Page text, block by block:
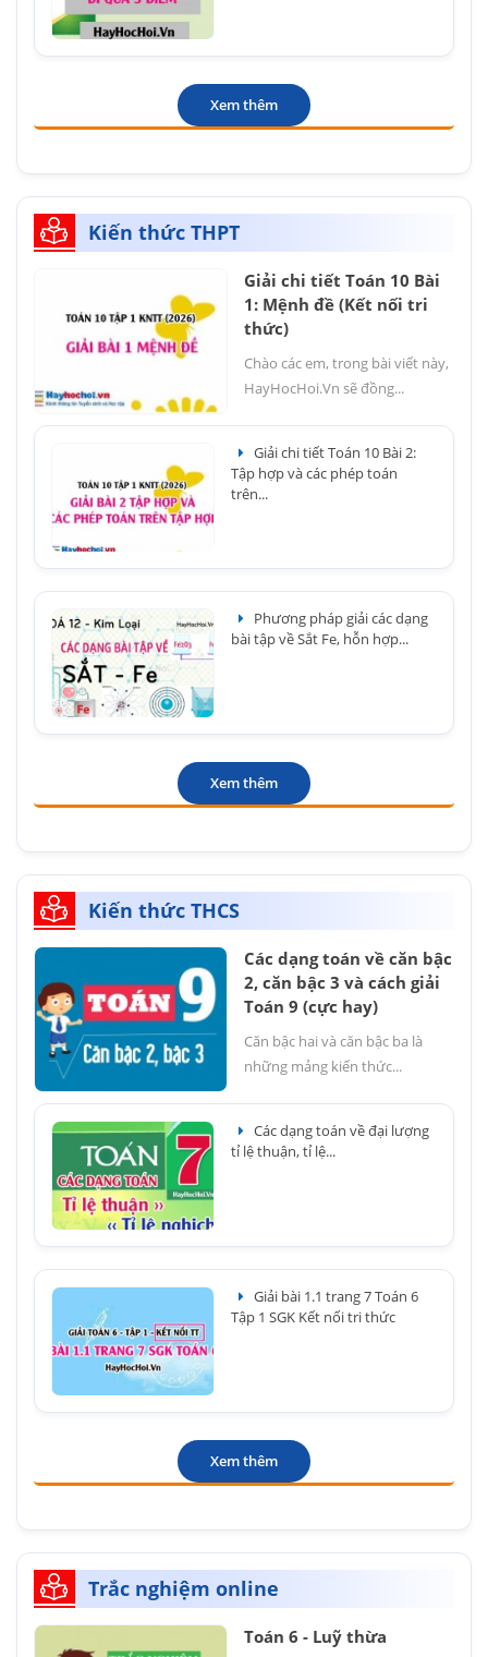
Xem thêm
Kiến thức THPT
Giải chi tiết Toán 10 Bài
1: Mệnh đề (Kết nối tri
thức)
Chào các em, trong bài viết này,
HayHocHoi.Vn sẽ đồng...
Giải chi tiết Toán 10 Bài 2:
Tập hợp và các phép toán
trên...
Phương pháp giải các dạng
bài tập về Sắt Fe, hỗn hợp...
Xem thêm
Kiến thức THCS
Các dạng toán về căn bậc
2, căn bậc 3 và cách giải
Toán 9 (cực hay)
Căn bậc hai và căn bậc ba là
những mảng kiến thức...
Các dạng toán về đại lượng
tỉ lệ thuận, tỉ lệ...
Giải bài 1.1 trang 7 Toán 6
Tập 1 SGK Kết nối tri thức
Xem thêm
Trắc nghiệm online
Toán 6 - Luỹ thừa